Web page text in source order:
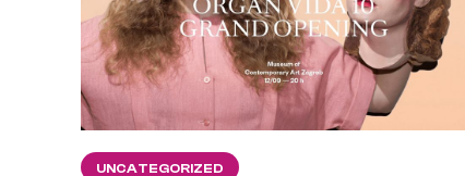
UNCATEGORIZED